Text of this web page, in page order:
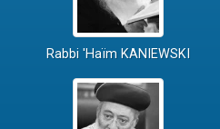
Rabbi 'Haïm KANIEWSKI